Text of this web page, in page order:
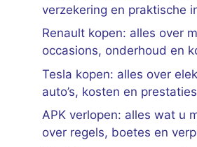
verzekering en praktische
Renault kopen: alles over
occasions, onderhoud en
Tesla kopen: alles over
auto’s, kosten en prestaties
APK verlopen: alles wat u
over regels, boetes en